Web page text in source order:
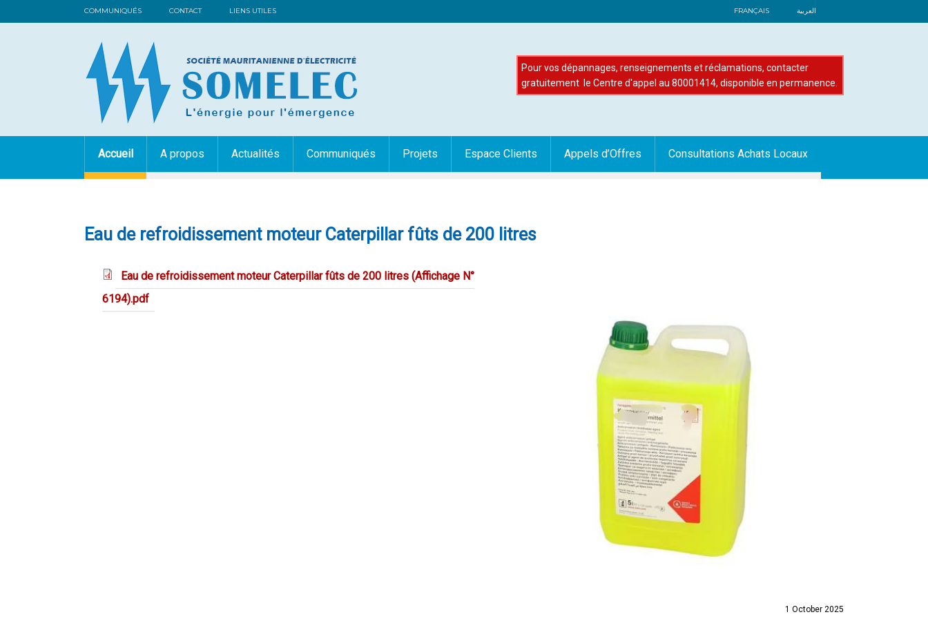
COMMUNIQUÉS CONTACT LIENS UTILES FRANÇAIS العربية
Pour vos dépannages, renseignements et réclamations, contacter
gratuitement le Centre d'appel au 80001414, disponible en permanence.
Accueil A propos Actualités Communiqués Projets Espace Clients Appels d’Offres Consultations Achats Locaux
Eau de refroidissement moteur Caterpillar fûts de 200 litres
Eau de refroidissement moteur Caterpillar fûts de 200 litres (Affichage N°
6194).pdf
1 October 2025